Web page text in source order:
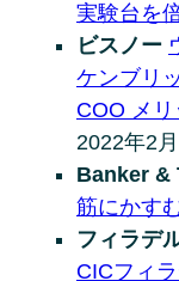
実験台を
ビスノー
ケンブリ
COO メ
2022年2
Banker &
筋にかす
フィラデ
CICフィ